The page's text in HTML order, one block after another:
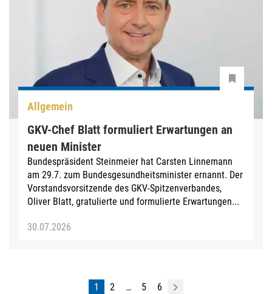
Allgemein
GKV-Chef Blatt formuliert Erwartungen an
neuen Minister
Bundespräsident Steinmeier hat Carsten Linnemann
am 29.7. zum Bundesgesundheitsminister ernannt. Der
Vorstandsvorsitzende des GKV-Spitzenverbandes,
Oliver Blatt, gratulierte und formulierte Erwartungen...
30.07.2026
1 2 … 5 6